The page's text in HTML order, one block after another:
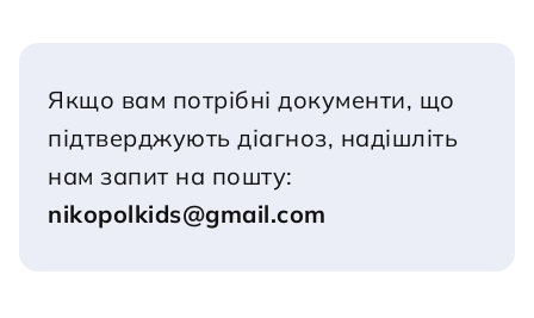
Якщо вам потрібні документи, що
підтверджують діагноз, надішліть
нам запит на пошту:
nikopolkids@gmail.com